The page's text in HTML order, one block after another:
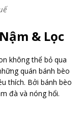
& Lọc
không thể bỏ qua
quán bánh bèo
thích. Bởi bánh bèo
đà và nóng hổi.